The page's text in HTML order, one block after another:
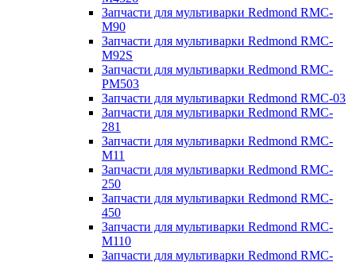
Запчасти для мультиварки Redmond RMC-
M90
Запчасти для мультиварки Redmond RMC-
M92S
Запчасти для мультиварки Redmond RMC-
PM503
Запчасти для мультиварки Redmond RMC-03
Запчасти для мультиварки Redmond RMC-
281
Запчасти для мультиварки Redmond RMC-
M11
Запчасти для мультиварки Redmond RMC-
250
Запчасти для мультиварки Redmond RMC-
450
Запчасти для мультиварки Redmond RMC-
M110
Запчасти для мультиварки Redmond RMC-